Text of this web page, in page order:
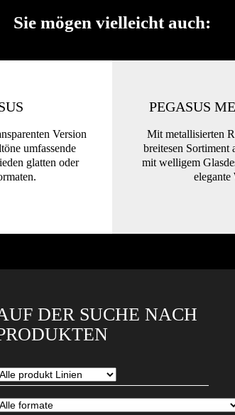
Sie mögen vielleicht auch:
Version
umfassende
glatten oder
PEGASUS
Mit metallisierten
breitesen Sortiment
mit welligem
elegante
DER SUCHE NACH